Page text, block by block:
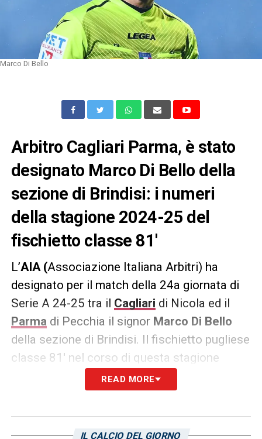
Marco Di Bello
Arbitro Cagliari Parma, è stato
designato Marco Di Bello della
sezione di Brindisi: i numeri
della stagione 2024-25 del
fischietto classe 81′
L’AIA (Associazione Italiana Arbitri) ha
designato per il match della 24a giornata di
Serie A 24-25 tra il Cagliari di Nicola ed il
Parma di Pecchia il signor Marco Di Bello
della sezione di Brindisi. Il fischietto pugliese
classe 81′ nel corso di questa stagione
calcistica ha arbitrato 13 partite: otto di
Serie A, due del campionato di Serie B e tre
READ MORE
IL CALCIO DEL GIORNO